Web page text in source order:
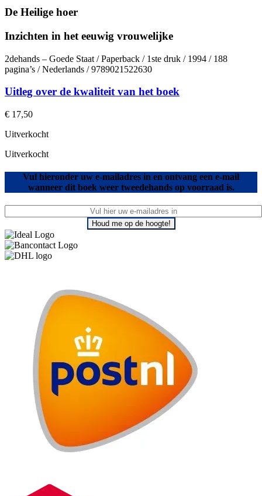
De Heilige hoer
Inzichten in het eeuwig vrouwelijke
2dehands – Goede Staat / Paperback / 1ste druk / 1994 / 188
pagina’s / Nederlands / 9789021522630
Uitleg over de kwaliteit van het boek
€ 17,50
Uitverkocht
Uitverkocht
Vul hieronder uw e-mailadres in en ontvang een e-mail
wanneer dit boek weer tweedehands op voorraad is.
Houd me op de hoogte!